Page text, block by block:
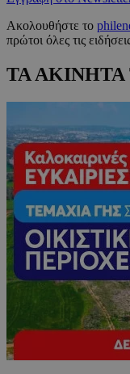
Ακολουθήστε το
πρώτοι όλες τις
ΤΑ